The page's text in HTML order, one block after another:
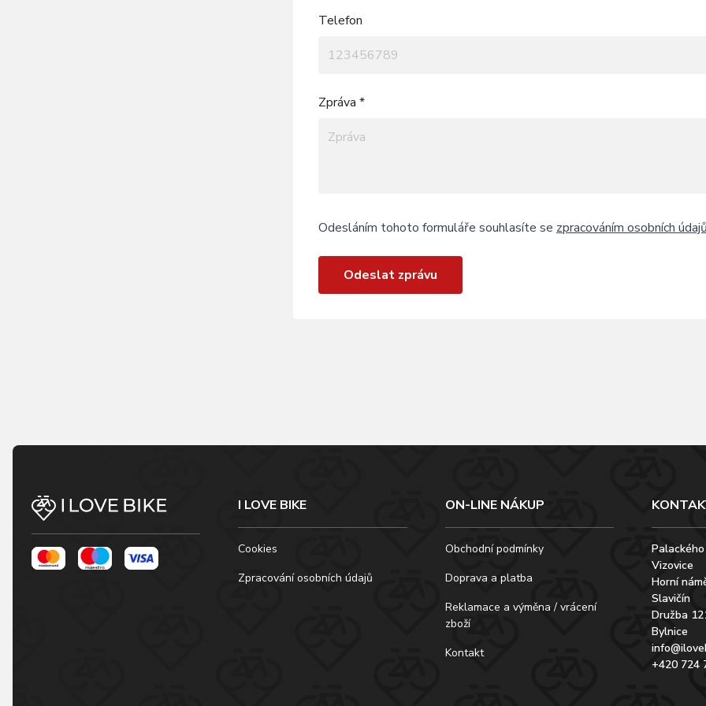
Telefon
Zpráva *
Odesláním tohoto formuláře souhlasíte se zpracováním osobních
Odeslat zprávu
I LOVE BIKE
Cookies
Zpracování osobních údajů
ON-LINE NÁKUP
Obchodní podmínky
Doprava a platba
Reklamace a výměna / vrácení
zboží
Kontakt
Vizovice
Horní
Slavičín
Družba
Bylnice
+420 724